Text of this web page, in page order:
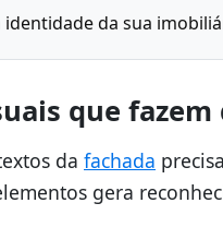
da sua
que
da fachada
gera